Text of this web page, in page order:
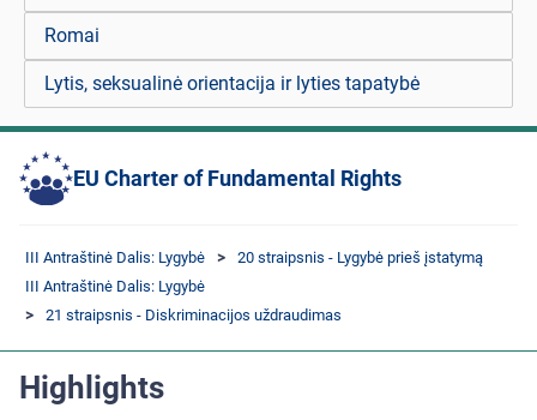
Romai
Lytis, seksualinė orientacija ir lyties tapatybė
EU Charter of Fundamental Rights
III Antraštinė Dalis: Lygybė
20 straipsnis - Lygybė prieš įstatymą
III Antraštinė Dalis: Lygybė
21 straipsnis - Diskriminacijos uždraudimas
Highlights